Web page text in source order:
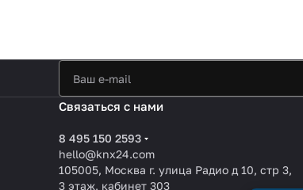
Связаться с нами
8 495 150 2593
hello@knx24.com
105005, Москва г. улица Радио д 10, стр 3,
3 этаж, кабинет 303